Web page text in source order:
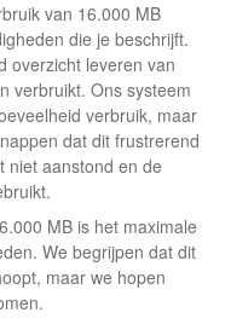
van 16.000 MB
die je beschrijft.
overzicht leveren van
verbruikt. Ons systeem
verbruik, maar
dat dit frustrerend
niet aanstond en de
MB is het maximale
We begrijpen dat dit
maar we hopen